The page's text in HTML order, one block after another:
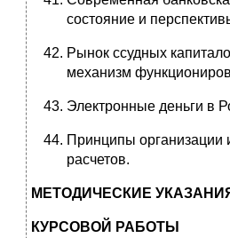
состояние и
Рынок ссудных
механизм
Электронные деньги в
Принципы
расчетов.
МЕТОДИЧЕСКИЕ
КУРСОВОЙ РАБОТЫ